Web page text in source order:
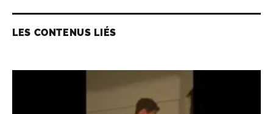
LES CONTENUS LIÉS